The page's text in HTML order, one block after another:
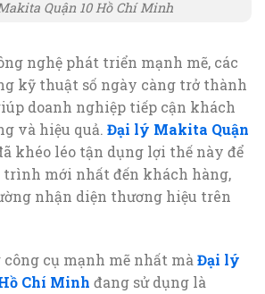
Quận 10 Hồ Chí Minh
nghệ phát triển mạnh mẽ, các
kỹ thuật số ngày càng trở thành
doanh nghiệp tiếp cận khách
và hiệu quả. Đại lý Makita Quận
khéo léo tận dụng lợi thế này để
trình mới nhất đến khách hàng,
nhận diện thương hiệu trên
cụ mạnh mẽ nhất màĐại lý
Chí Minh đang sử dụng là